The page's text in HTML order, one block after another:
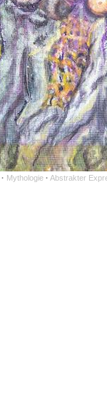
· Mythologie · Abstrakter